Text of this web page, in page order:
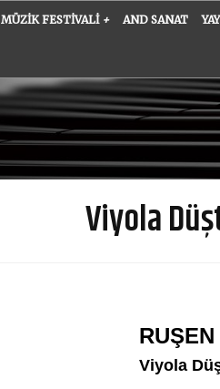
MÜZIK FESTIVALI + AND SANAT
Viyola
Viyola